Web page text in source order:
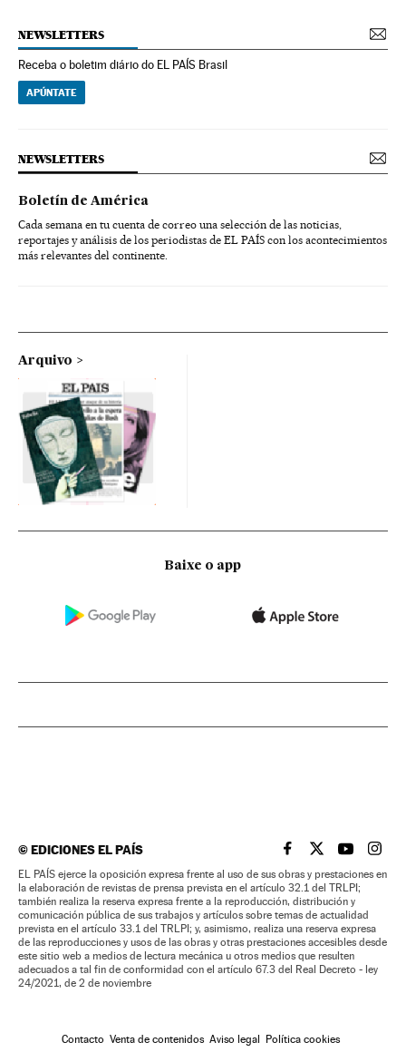
NEWSLETTERS
Receba o boletim diário do EL PAÍS Brasil
APÚNTATE
NEWSLETTERS
Boletín de América
Cada semana en tu cuenta de correo una selección de las noticias,
reportajes y análisis de los periodistas de EL PAÍS con los acontecimientos
más relevantes del continente.
Arquivo
Baixe o app
©EDICIONES EL PAÍS EL PAÍS BRASIL EN
EL PAÍSEL PAÍS
EL
EL PAÍS ejerce la oposición expresa frente al uso de sus obras y prestaciones en
la elaboración de revistas de prensa prevista en el artículo 32.1 del TRLPI;
también realiza la reserva expresa frente a la reproducción, distribución y
comunicación pública de sus trabajos y artículos sobre temas de actualidad
prevista en el artículo 33.1 del TRLPI; y, asimismo, realiza una reserva expresa
de las reproducciones y usos de las obras y otras prestaciones accesibles desde
este sitio web a medios de lectura mecánica u otros medios que resulten
adecuados a tal fin de conformidad con el artículo 67.3 del Real Decreto - ley
24/2021, de 2 de noviembre
Contacto Venta de contenidos Aviso legal Política cookies